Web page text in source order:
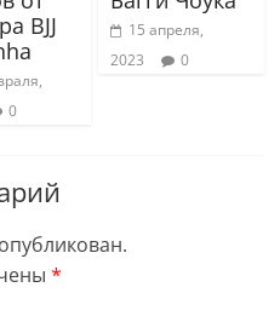
BJJ
0
15 апреля,
2023
0
*